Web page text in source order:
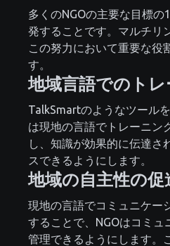
多くのNGOの主要な目標の
発することです。マルチリ
この努力において重要な役
す。
地域言語でのト
TalkSmartのようなツール
は現地の言語でトレーニン
し、知識が効果的に伝達さ
スできるようにします。
地域の自主性の促
現地の言語でコミュニケー
することで、NGOはコミュ
管理できるようにします。